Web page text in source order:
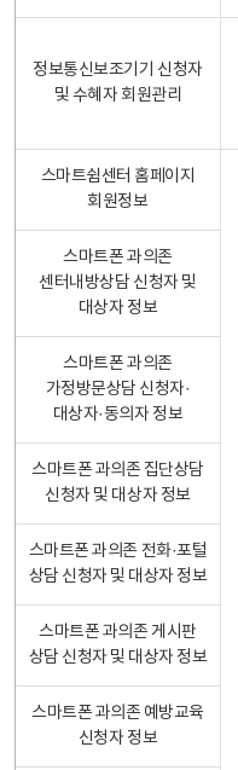
정보통신보조기기 신청자
및 수혜자 회원관리
스마트쉼센터 홈페이지
회원정보
스마트폰 과의존
센터내방상담 신청자 및
대상자 정보
스마트폰 과의존
가정방문상담 신청자·
대상자·동의자 정보
스마트폰 과의존 집단상담
신청자 및 대상자 정보
스마트폰 과의존 전화·포털
상담 신청자 및 대상자 정보
스마트폰 과의존 게시판
상담 신청자 및 대상자 정보
스마트폰 과의존 예방교육
신청자 정보